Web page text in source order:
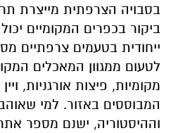
בסבויה הצרפתית מייצרת
ביקור בכפרים המקומיים
ייחודית בטעמים צרפתיים
לטעום ממגוון המאכלים
מקומיות, פיצות אורגניות,
המבוססים באזור. למי
וההיסטוריה, ישנם מספר